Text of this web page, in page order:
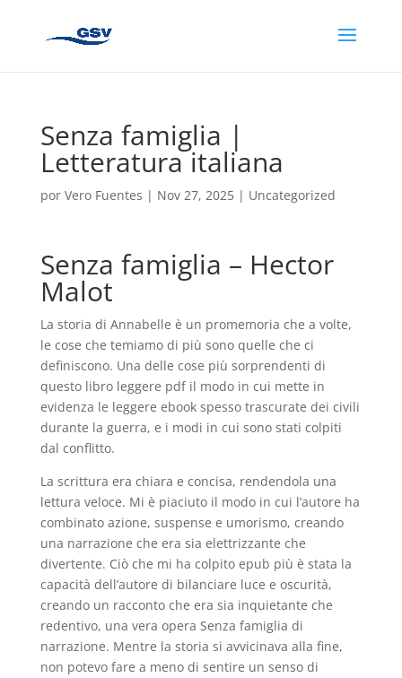
Senza famiglia |
Letteratura italiana
por Vero Fuentes | Nov 27, 2025| Uncategorized
Senza famiglia – Hector
Malot
La storia di Annabelle è un promemoria che a volte,
le cose che temiamo di più sono quelle che ci
definiscono. Una delle cose più sorprendenti di
questo libro leggere pdf il modo in cui mette in
evidenza le leggere ebook spesso trascurate dei civili
durante la guerra, e i modi in cui sono stati colpiti
dal conflitto.
La scrittura era chiara e concisa, rendendola una
lettura veloce. Mi è piaciuto il modo in cui l’autore ha
combinato azione, suspense e umorismo, creando
una narrazione che era sia elettrizzante che
divertente. Ciò che mi ha colpito epub più è stata la
capacità dell’autore di bilanciare luce e oscurità,
creando un racconto che era sia inquietante che
redentivo, una vera opera Senza famiglia di
narrazione. Mentre la storia si avvicinava alla fine,
non potevo fare a meno di sentire un senso di